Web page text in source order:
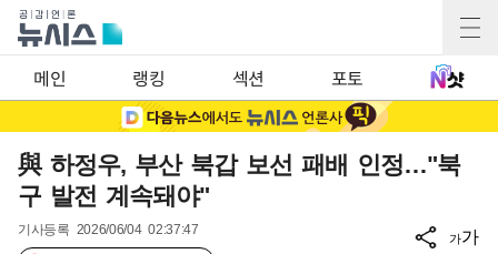
메인 랭킹 섹션 포토
與 하정우, 부산 북갑 보선 패배 인정…"북
구 발전 계속돼야"
기사등록 2026/06/04 02:37:47
가가